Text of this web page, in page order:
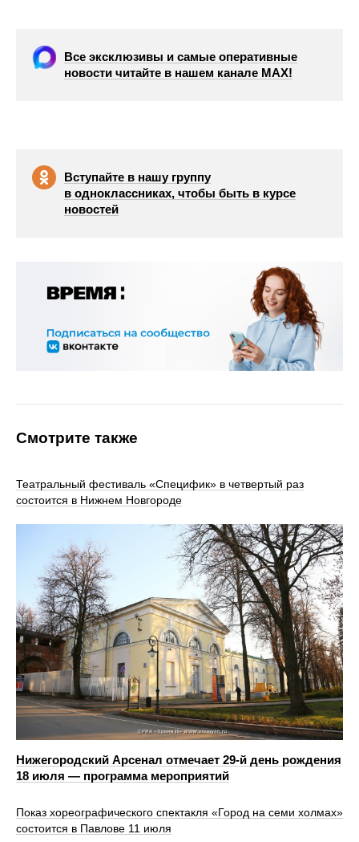
Все эксклюзивы и самые оперативные
новости читайте в нашем канале МАХ!
Вступайте в нашу группу
в одноклассниках, чтобы быть в курсе
новостей
Смотрите также
Театральный фестиваль «Специфик» в четвертый раз
состоится в Нижнем Новгороде
Нижегородский Арсенал отмечает 29-й день рождения
18 июля — программа мероприятий
Показ хореографического спектакля «Город на семи холмах»
состоится в Павлове 11 июля